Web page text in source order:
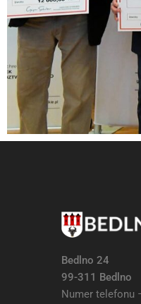
Bedlno 24
99-311 Bedlno
Numer telefonu